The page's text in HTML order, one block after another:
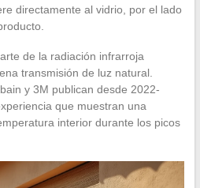
directamente al vidrio, por el lado
de la radiación infrarroja
transmisión de luz natural.
y 3M publican desde 2022-
que muestran una
interior durante los picos